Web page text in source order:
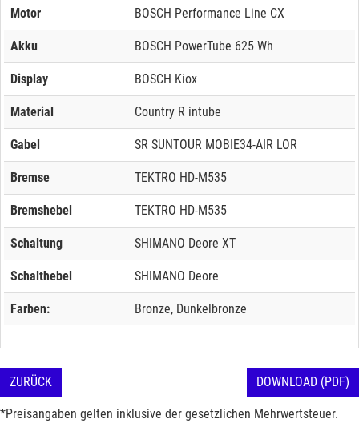
Motor BOSCH Performance Line CX
Akku BOSCH PowerTube 625 Wh
Display BOSCH Kiox
Material Country R intube
Gabel SR SUNTOUR MOBIE34-AIR LOR
Bremse TEKTRO HD-M535
Bremshebel TEKTRO HD-M535
Schaltung SHIMANO Deore XT
Schalthebel SHIMANO Deore
Farben: Bronze, Dunkelbronze
ZURÜCK DOWNLOAD (PDF)
*Preisangaben gelten inklusive der gesetzlichen Mehrwertsteuer.